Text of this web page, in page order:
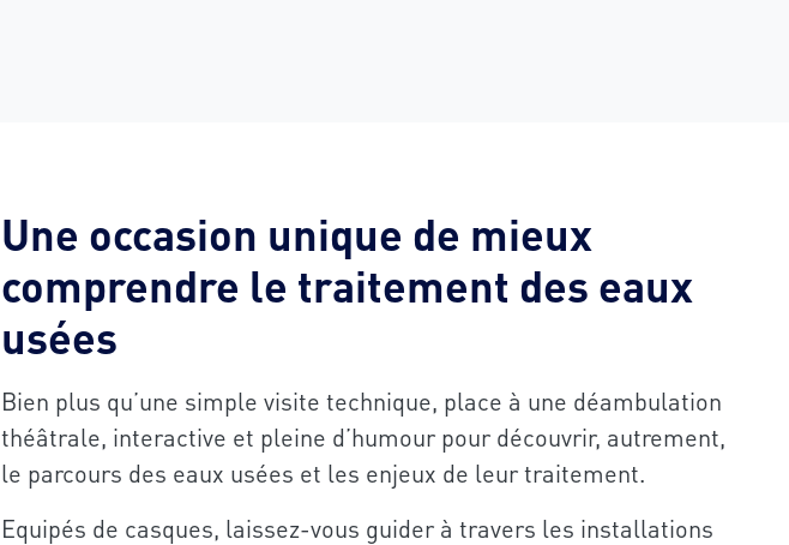
Une occasion unique de mieux
comprendre le traitement des eaux
usées
Bien plus qu’une simple visite technique, place à une déambulation
théâtrale, interactive et pleine d’humour pour découvrir, autrement,
le parcours des eaux usées et les enjeux de leur traitement.
Equipés de casques, laissez-vous guider à travers les installations